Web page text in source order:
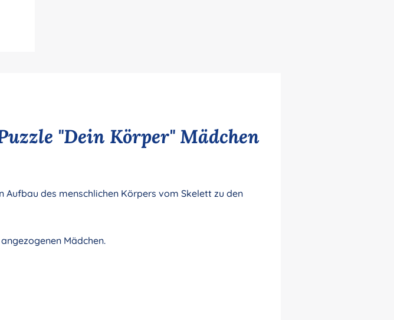
"Dein Körper" Mädchen
Aufbau des menschlichen Körpers vom Skelett zu den
Mädchen.